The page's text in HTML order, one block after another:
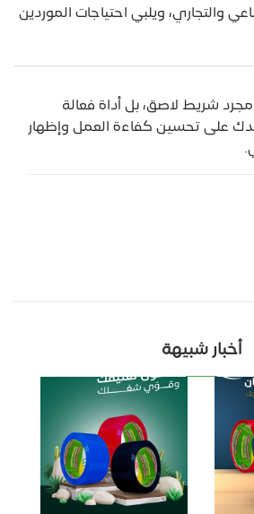
والتجاري، ويلبي احتياجات الموردين
شريط لاصق، بل أداة فعالة
على تحسين كفاءة العمل وإظهار
أخبار شبيهة